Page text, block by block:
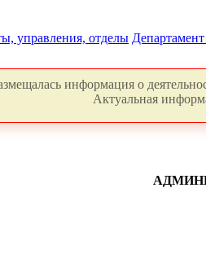
управления, отделы Департамент
информация о
Актуальная